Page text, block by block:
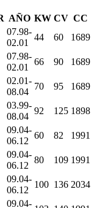
AÑO KW CV CC
07.98-
02.01
44 60
1689
07.98-
02.01
66 90
1689
02.01-
08.04
70 95
1689
03.99-
08.04
92 125 1898
09.04-
06.12
60 82
1991
09.04-
06.12
80 109 1991
09.04-
06.12
100 136 2034
09.04-